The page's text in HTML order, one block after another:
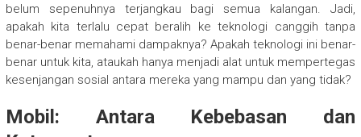
belum sepenuhnya terjangkau bagi semua kalangan. Jadi,
apakah kita terlalu cepat beralih ke teknologi canggih tanpa
benar-benar memahami dampaknya? Apakah teknologi ini benar-
benar untuk kita, ataukah hanya menjadi alat untuk mempertegas
kesenjangan sosial antara mereka yang mampu dan yang tidak?
Mobil: Antara Kebebasan dan